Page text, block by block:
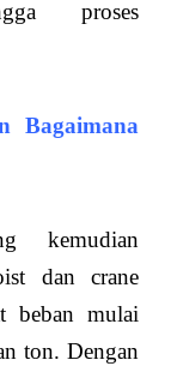
proses
Bagaimana
kemudian
dan crane
beban mulai
ton. Dengan